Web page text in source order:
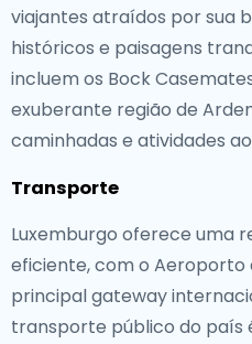
viajantes atraídos por sua
históricos e paisagens
incluem os Bock
exuberante região de
caminhadas e atividades
Transporte
Luxemburgo oferece uma
eficiente, com o Aeroporto
principal gateway
transporte público do país